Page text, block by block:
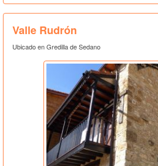
Valle Rudrón
Ubicado en Gredilla de Sedano